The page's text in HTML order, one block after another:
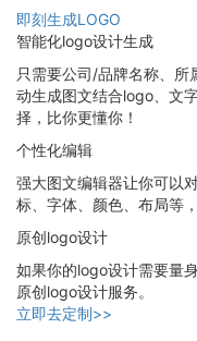
即刻生成LOGO
智能化logo设计生成
只需要公司/品牌名称、所
动生成图文结合logo、文
择，比你更懂你！
个性化编辑
强大图文编辑器让你可以
标、字体、颜色、布局等
原创logo设计
如果你的logo设计需要量
原创logo设计服务。
立即去定制>>